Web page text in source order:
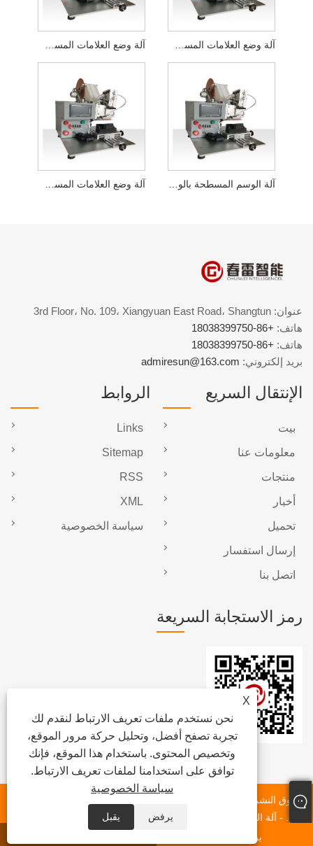
آلة وضع العلامات المسطحة لأكياس التغليف شبه الأوتوماتيكية
X
نحن نستخدم ملفات تعريف الارتباط لنقدم لك
تجربة تصفح أفضل، وتحليل حركة مرور الموقع،
وتخصيص المحتوى. باستخدام هذا الموقع، فإنك
توافق على استخدامنا لملفات تعريف الارتباط.
سياسة الخصوصية
يرفض يقبل
عنوان: 3rd Floor، No. 109، Xiangyuan East Road، Shangtun
هاتف: +86-18038399750
هاتف: +86-18038399750
بريد إلكتروني: admiresun@163.com
الإنتقال السريع
بيت
معلومات عنا
منتجات
أخبار
تحميل
إرسال استفسار
اتصل بنا
الروابط
Links
Sitemap
RSS
XML
سياسة الخصوصية
رمز الاستجابة السريعة
Ltd. - آلة الشريط ، آلة الملصقات الأوتوماتيكية ، آلة لصق رول الأفلام -
بريد إلكتروني